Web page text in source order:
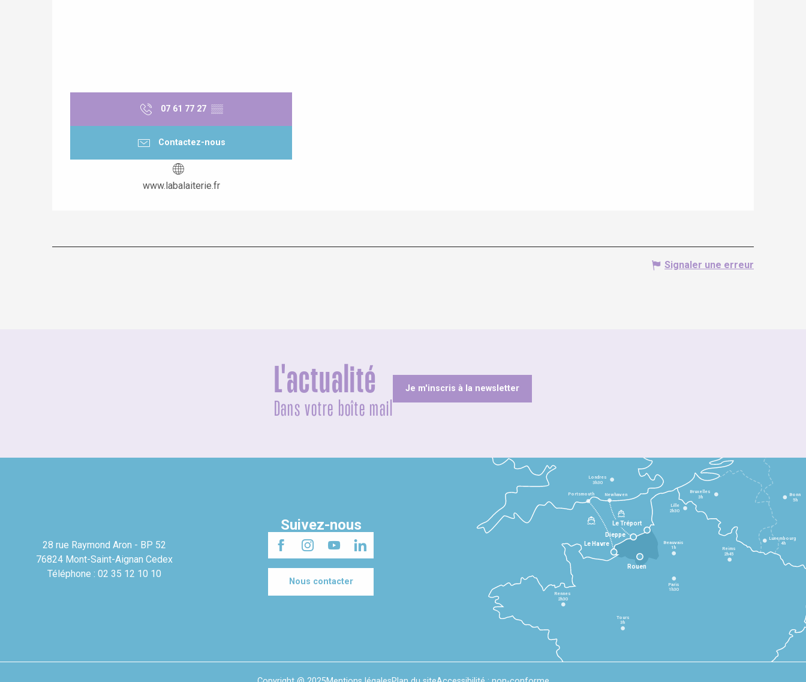
07 61 77 27 ▒▒
Contactez-nous
www.labalaiterie.fr
Signaler une erreur
L'actualité
Dans votre boîte mail
Je m'inscris à la newsletter
28 rue Raymond Aron - BP 52
76824 Mont-Saint-Aignan Cedex
Téléphone : 02 35 12 10 10
Suivez-nous
Nous contacter
Le Havre
Dieppe
Le Tréport
Rennes
2h30
Tours
3h
Paris
1h30
Beauvais
1h Reims
2h45
Lille
2h30
Bruxelles
3h
Londres
3h30
Newhaven
Portsmouth Bonn
5h
Luxembourg
4h
Rouen